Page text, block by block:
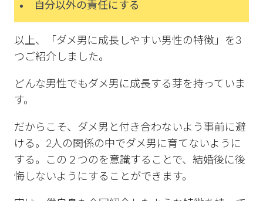
自分以外の責任にする
以上、「ダメ男に成長しやすい男性の特徴」を3
つご紹介しました。
どんな男性でもダメ男に成長する芽を持っていま
す。
だからこそ、ダメ男と付き合わないよう事前に避
ける。2人の関係の中でダメ男に育てないように
する。この２つのを意識することで、結婚後に後
悔しないようにすることができます。